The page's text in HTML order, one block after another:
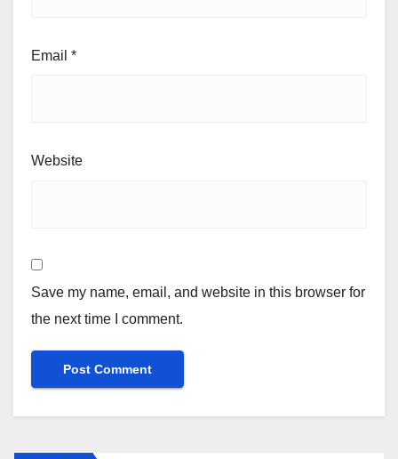
Email *
Website
Save my name, email, and website in this browser for
the next time I comment.